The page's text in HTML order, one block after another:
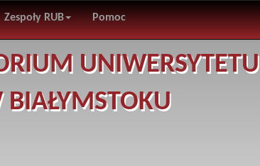
Zespoły RUB Pomoc
UNIWERSYTETU
BIAŁYMSTOKU